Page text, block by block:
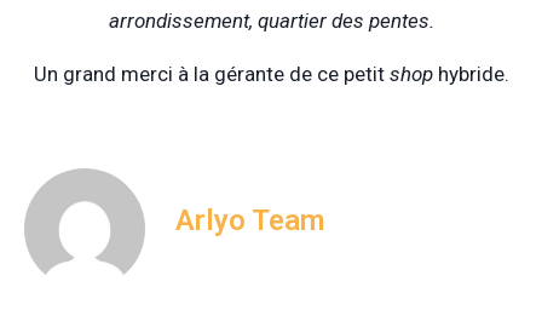
arrondissement, quartier des pentes.
Un grand merci à la gérante de ce petit shophybride.
Arlyo Team